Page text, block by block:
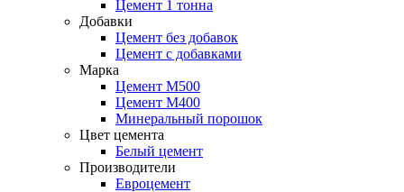
Цемент 1 тонна
Добавки
Цемент без добавок
Цемент с добавками
Марка
Цемент М500
Цемент М400
Минеральный порошок
Цвет цемента
Белый цемент
Производители
Евроцемент